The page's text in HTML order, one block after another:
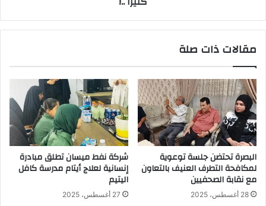
مقالات ذات صلة
البصرة تحتضن جلسة توعوية
لمكافحة التطرف العنيف بالتعاون
مع نقابة الصحفيين
28 أغسطس، 2025
شركة نفط ميسان تطلق مبادرة
إنسانية لعلاج أيتام مدرسة كافل
اليتيم
27 أغسطس، 2025